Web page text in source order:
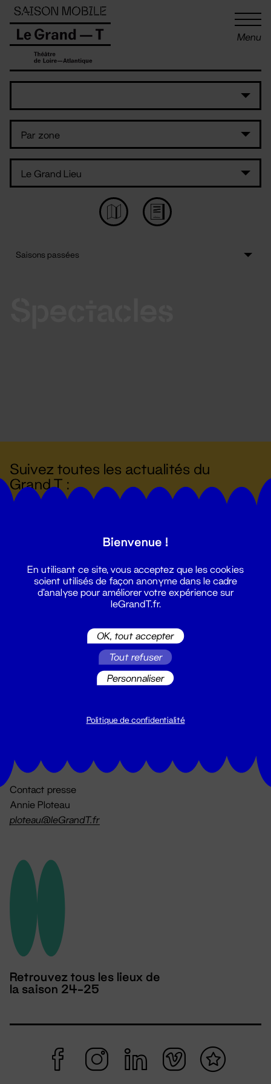
Menu
Suivez toutes les actualités du
Grand T :
billetterie@leGrandT.fr
Contact presse
Annie Ploteau
ploteau@leGrandT.fr
Retrouvez tous les lieux de
la saison 24-25
Panneau de gestion des cookies
Bienvenue !
En utilisant ce site, vous acceptez que les cookies
soient utilisés de façon anonyme dans le cadre
d'analyse pour améliorer votre expérience sur
leGrandT.fr.
OK, tout accepter
Tout refuser
Personnaliser
Politique de confidentialité